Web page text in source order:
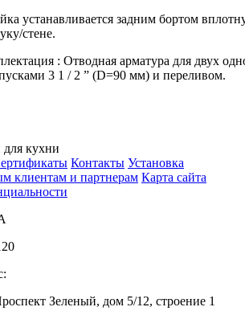
устанавливается задним бортом
стене.
: Отводная арматура для двух
3 1 / 2 ” (D=90 мм) и переливом.
кухни
Контакты Установка
клиентам и партнерам Карта сайта
Зеленый, дом 5/12, строение 1